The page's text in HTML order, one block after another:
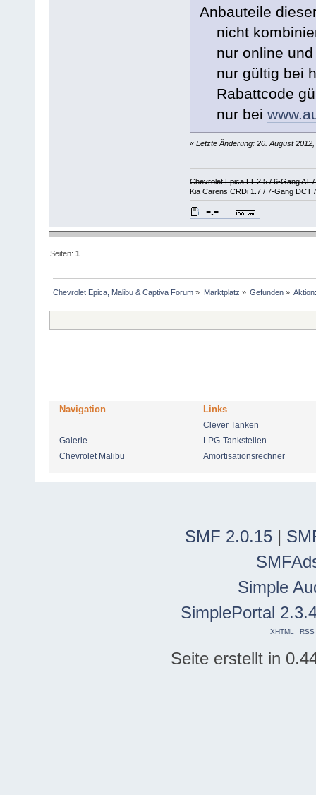
Anbauteile
nicht
nur online und
nur gültig bei
Rabattcode
nur bei
« Letzte Änderung: 20. August
Chevrolet Epica LT 2.5 / 6-Gang AT
Kia Carens CRDi 1.7 / 7-Gang DCT
Seiten:1
Chevrolet Epica, Malibu & Captiva Forum » Marktplatz » Gefunden»
Navigation Links
Clever Tanken
Galerie
LPG-Tankstellen
Chevrolet Malibu
Amortisationsrechner
SMF 2.0.15 |
Simple
SimplePortal
XHTML RSS
Seite erstellt in